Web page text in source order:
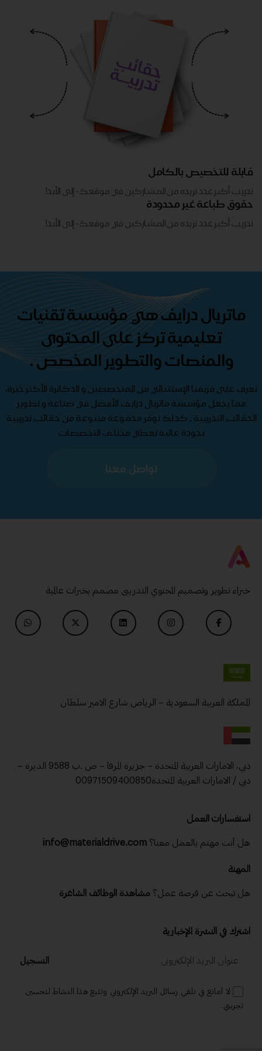
قابلة للتخصيص بالكامل
تدريب أكبر عدد تريده من المشاركين في موقعك - ​​إلى الأبد!
حقوق طباعة غير محدودة
تدريب أكبر عدد تريده من المشاركين في موقعك - ​​إلى الأبد!
ماتريال درايف هي مؤسسة تقنيات
تعليمية تركز على المحتوى
والمنصات والتطوير المخصص .
تعرف على فريقنا الإستثنائي من المتخصصين و الدكاترة الأكثر خبرة،
مما يجعل مؤسسة ماتريال درايف الأفضل في صناعة و تطوير
الحقائب التدريبية , كذلك نوفر مجموعة متنوعة من حقائب تدريبية
بجودة عالية تغطي مختلف التخصصات
تواصل معنا
خبراء تطوير وتصميم المحتوي التدريبى مصمم بخبرات عالمية
المملكة العربية السعودية – الرياض شارع الامير سلطان
دبي، الامارات العربية المتحدة – جزيرة المرفا – ص .ب 9588 الديرة –
دبي / الامارات العربية المتحدة00971509400850
استفسارات العمل
هل أنت مهتم بالعمل معنا؟ info@materialdrive.com
المهنة
هل تبحث عن فرصة عمل؟ مشاهدة الوظائف الشاغرة
اشترك في النشرة الإخبارية
التسجيل
لا أمانع في تلقي رسائل البريد الإلكتروني وتتبع هذا النشاط لتحسين
تجربتي.